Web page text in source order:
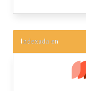
Indexada en